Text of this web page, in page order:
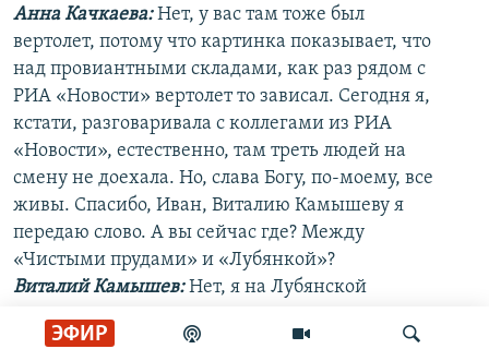
ЭФИР
Анна Качкаева:Нет, у вас там тоже был
вертолет, потому что картинка показывает, что
над провиантными складами, как раз рядом с
РИА «Новости» вертолет то зависал. Сегодня я,
кстати, разговаривала с коллегами из РИА
«Новости», естественно, там треть людей на
смену не доехала. Но, слава Богу, по-моему, все
живы. Спасибо, Иван, Виталию Камышеву я
передаю слово. А вы сейчас где? Между
«Чистыми прудами» и «Лубянкой»?
Виталий Камышев:Нет, я на Лубянской
площади. Но вы знаете, внимание журналистов
последние несколько часов было приковано к